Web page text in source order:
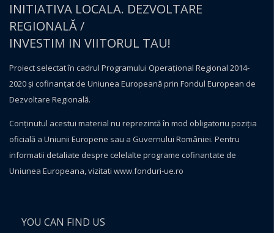
INITIATIVA LOCALA. DEZVOLTARE
REGIONALĂ /
INVESTIM IN VIITORUL TAU!
Proiect selectat în cadrul Programului Operațional Regional 2014-
2020 și cofinanțat de Uniunea Europeană prin Fondul European de
Dezvoltare Regională.
Conţinutul acestui material nu reprezintă în mod obligatoriu poziţia
oficială a Uniunii Europene sau a Guvernului României. Pentru
informatii detaliate despre celelalte programe cofinantate de
Uniunea Europeana, vizitati www.fonduri-ue.ro
YOU CAN FIND US